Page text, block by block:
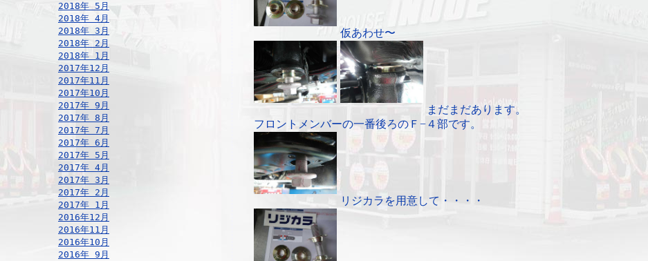
2018年 5月
2018年 4月
2018年 3月
2018年 2月
2018年 1月
2017年12月
2017年11月
2017年10月
2017年 9月
2017年 8月
2017年 7月
2017年 6月
2017年 5月
2017年 4月
2017年 3月
2017年 2月
2017年 1月
2016年12月
2016年11月
2016年10月
2016年 9月
仮あわせ〜
まだまだあります。
フロントメンバーの一番後ろのＦ−４部です。
リジカラを用意して・・・・